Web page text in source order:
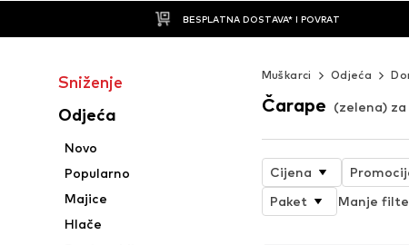
BESPLATNA DOSTAVA* I POVRAT
Sniženje
Odjeća
Novo
Popularno
Majice
Hlače
Muškarci Odjeća
Čarape (zelena) za
Cijena
Paket
Manje